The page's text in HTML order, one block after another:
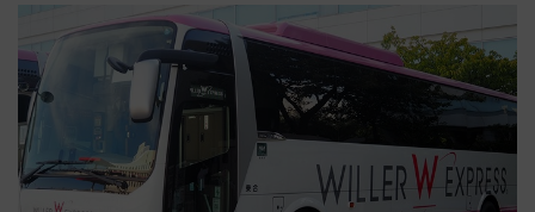
ディング＆カジュアルパーティ